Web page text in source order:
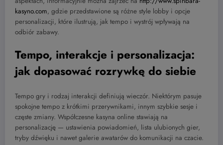
kasyno.com, gdzie przedstawione są różne style lobby i opcje
personalizacji, które ilustrują, jak tempo i wystrój wpływają na
odbiór zabawy.
Tempo, interakcje i personalizacja:
jak dopasować rozrywkę do siebie
Tempo gry i rodzaj interakcji definiują wieczór. Niektórym pasuje
spokojne tempo z krótkimi przerywnikami, innym szybkie sesje i
częste zmiany. Współczesne kasyna online stawiają na
personalizację — ustawienia powiadomień, lista ulubionych gier,
tryby dźwięku i nawet galerie awatarów do komunikacji na czacie.